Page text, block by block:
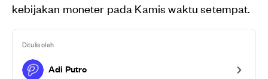
kebijakan moneter pada Kamis waktu setempat.
Ditulis oleh
Adi Putro